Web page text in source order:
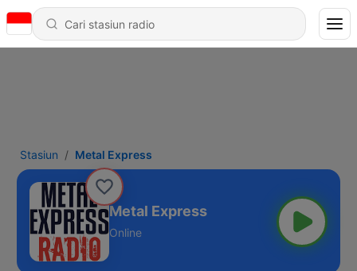
Stasiun Metal Express
Metal Express
Online